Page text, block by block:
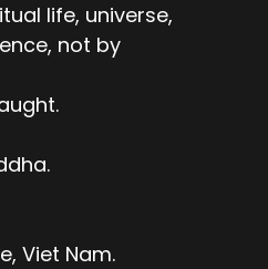
life, universe,
not by
Viet Nam.